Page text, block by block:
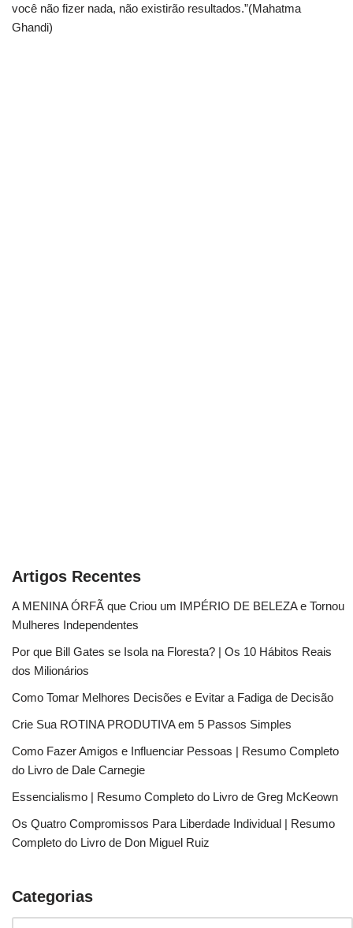
você não fizer nada, não existirão resultados.”(Mahatma
Ghandi)
Artigos Recentes
A MENINA ÓRFÃ que Criou um IMPÉRIO DE BELEZA e Tornou
Mulheres Independentes
Por que Bill Gates se Isola na Floresta? | Os 10 Hábitos Reais
dos Milionários
Como Tomar Melhores Decisões e Evitar a Fadiga de Decisão
Crie Sua ROTINA PRODUTIVA em 5 Passos Simples
Como Fazer Amigos e Influenciar Pessoas | Resumo Completo
do Livro de Dale Carnegie
Essencialismo | Resumo Completo do Livro de Greg McKeown
Os Quatro Compromissos Para Liberdade Individual | Resumo
Completo do Livro de Don Miguel Ruiz
Categorias